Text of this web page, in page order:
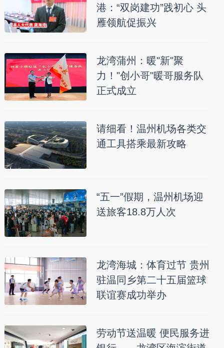
港：“双岗建功”践初心 头
雁领航促振兴
龙湾蒲州：暖"新"聚
力！"创小哥"暖哥服务队
正式成立
请细看！温州机场各类交
通工具搭乘最新攻略
“五一”假期，温州机场迎
送旅客18.8万人次
龙湾海城：体育过节 贵州
驻温同乡第二十五届篮球
联谊赛成功举办
劳动节送温暖 便民服务进